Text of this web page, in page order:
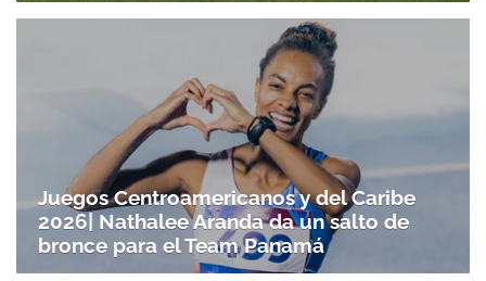
Juegos Centroamericanos y del Caribe
2026| Nathalee Aranda da un salto de
bronce para el Team Panamá